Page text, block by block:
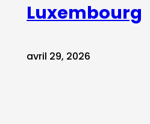
Luxembourg
avril 29, 2026